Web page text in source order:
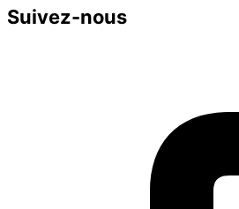
Suivez-nous